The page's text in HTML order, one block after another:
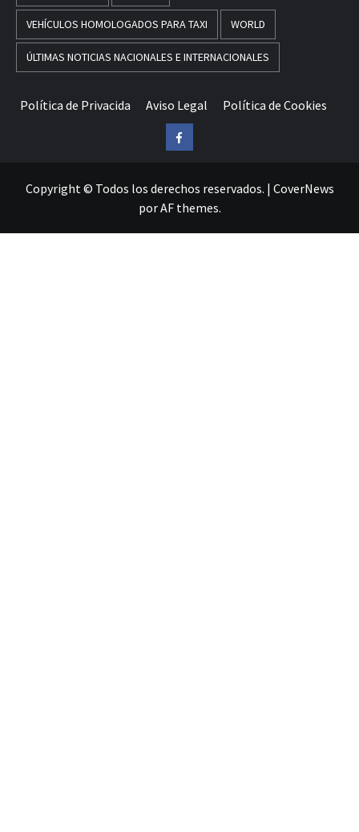
VEHÍCULOS HOMOLOGADOS PARA TAXI WORLD
ÚLTIMAS NOTICIAS NACIONALES E INTERNACIONALES
Política de Privacida Aviso Legal Política de Cookies
Facebook
Copyright © Todos los derechos reservados. | CoverNews
por AF themes.